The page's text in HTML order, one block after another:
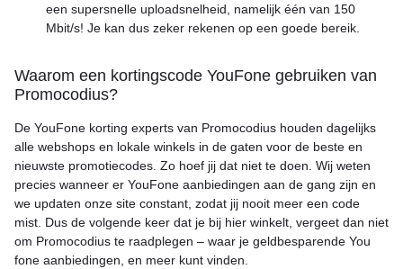
een supersnelle uploadsnelheid, namelijk één van 150
Mbit/s! Je kan dus zeker rekenen op een goede bereik.
Waarom een kortingscode YouFone gebruiken van
Promocodius?
De YouFone korting experts van Promocodius houden dagelijks
alle webshops en lokale winkels in de gaten voor de beste en
nieuwste promotiecodes. Zo hoef jij dat niet te doen. Wij weten
precies wanneer er YouFone aanbiedingen aan de gang zijn en
we updaten onze site constant, zodat jij nooit meer een code
mist. Dus de volgende keer dat je bij hier winkelt, vergeet dan niet
om Promocodius te raadplegen – waar je geldbesparende You
fone aanbiedingen, en meer kunt vinden.